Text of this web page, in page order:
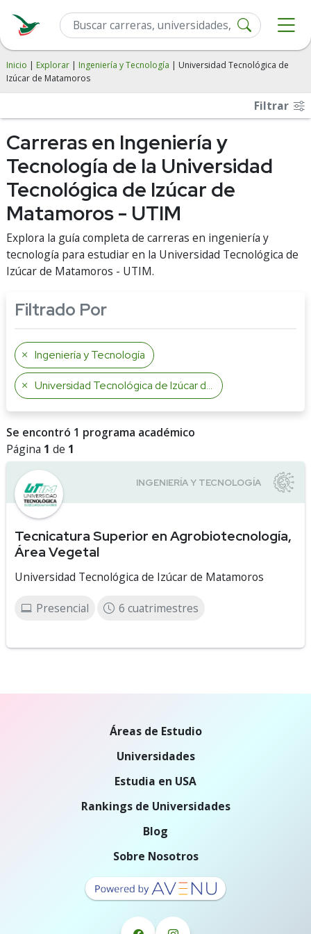
Inicio | Explorar | Ingeniería y Tecnología | Universidad Tecnológica de
Izúcar de Matamoros
Filtrar
Carreras en Ingeniería y
Tecnología de la Universidad
Tecnológica de Izúcar de
Matamoros - UTIM
Explora la guía completa de carreras en ingeniería y
tecnología para estudiar en la Universidad Tecnológica de
Izúcar de Matamoros - UTIM.
Filtrado Por
Ingeniería y Tecnología
Universidad Tecnológica de Izúcar de Matamoros
Se encontró 1 programa académico
Página 1 de 1
Tecnicatura Superior en Agrobiotecnología,
Área Vegetal
Universidad Tecnológica de Izúcar de Matamoros
Presencial 6 cuatrimestres
Áreas de Estudio
Universidades
Estudia en USA
Rankings de Universidades
Blog
Sobre Nosotros